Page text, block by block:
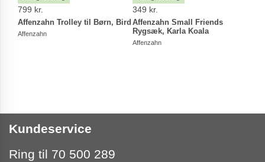
799 kr.
Affenzahn Trolley til Børn, Bird
Affenzahn
349 kr.
Affenzahn Small Friends
Rygsæk, Karla Koala
Affenzahn
Kundeservice
Ring til 70 500 289